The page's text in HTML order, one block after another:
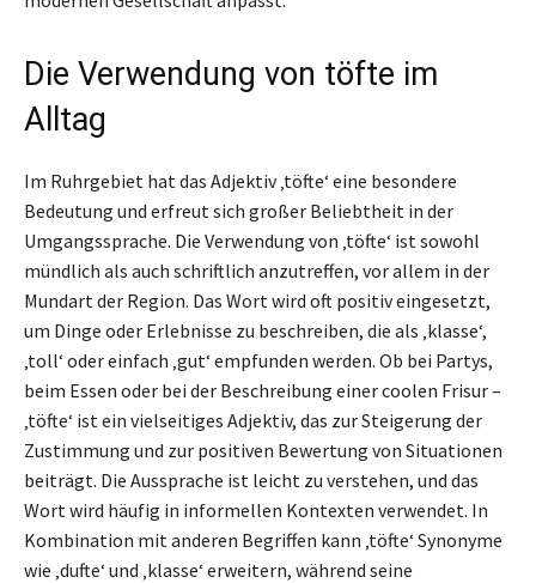
Die Verwendung von töfte im
Alltag
Im Ruhrgebiet hat das Adjektiv ‚töfte‘ eine besondere
Bedeutung und erfreut sich großer Beliebtheit in der
Umgangssprache. Die Verwendung von ‚töfte‘ ist sowohl
mündlich als auch schriftlich anzutreffen, vor allem in der
Mundart der Region. Das Wort wird oft positiv eingesetzt,
um Dinge oder Erlebnisse zu beschreiben, die als ‚klasse‘,
‚toll‘ oder einfach ‚gut‘ empfunden werden. Ob bei Partys,
beim Essen oder bei der Beschreibung einer coolen Frisur –
‚töfte‘ ist ein vielseitiges Adjektiv, das zur Steigerung der
Zustimmung und zur positiven Bewertung von Situationen
beiträgt. Die Aussprache ist leicht zu verstehen, und das
Wort wird häufig in informellen Kontexten verwendet. In
Kombination mit anderen Begriffen kann ‚töfte‘ Synonyme
wie ‚dufte‘ und ‚klasse‘ erweitern, während seine